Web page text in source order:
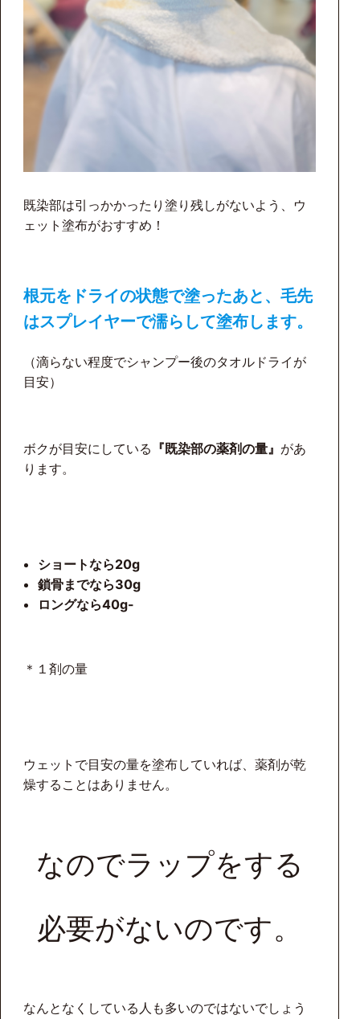
既染部は引っかかったり塗り残しがないよう、ウ
ェット塗布がおすすめ！
根元をドライの状態で塗ったあと、毛先
はスプレイヤーで濡らして塗布します。
（滴らない程度でシャンプー後のタオルドライが
目安）
ボクが目安にしている 『既染部の薬剤の量』 があ
ります。
ショートなら20g
鎖骨までなら30g
ロングなら40g-
＊１剤の量
ウェットで目安の量を塗布していれば、薬剤が乾
燥することはありません。
なのでラップをする
必要がないのです。
なんとなくしている人も多いのではないでしょう